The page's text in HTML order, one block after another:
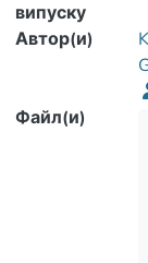
випуску
Автор(и)
Файл(и)